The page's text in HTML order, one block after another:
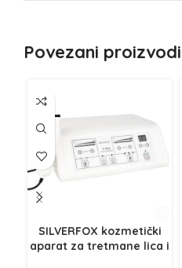
Povezani proizvodi
SILVERFOX kozmetički
aparat za tretmane lica i